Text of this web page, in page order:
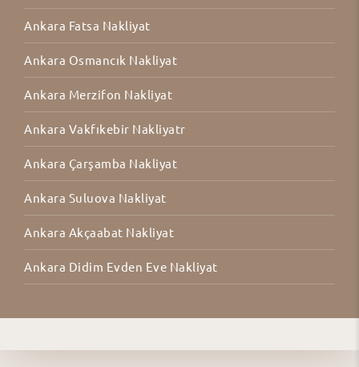
Ankara Fatsa Nakliyat
Ankara Osmancık Nakliyat
Ankara Merzifon Nakliyat
Ankara Vakfıkebir Nakliyatr
Ankara Çarşamba Nakliyat
Ankara Suluova Nakliyat
Ankara Akçaabat Nakliyat
Ankara Didim Evden Eve Nakliyat